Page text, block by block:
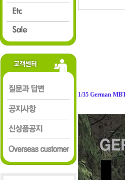
1/35 German